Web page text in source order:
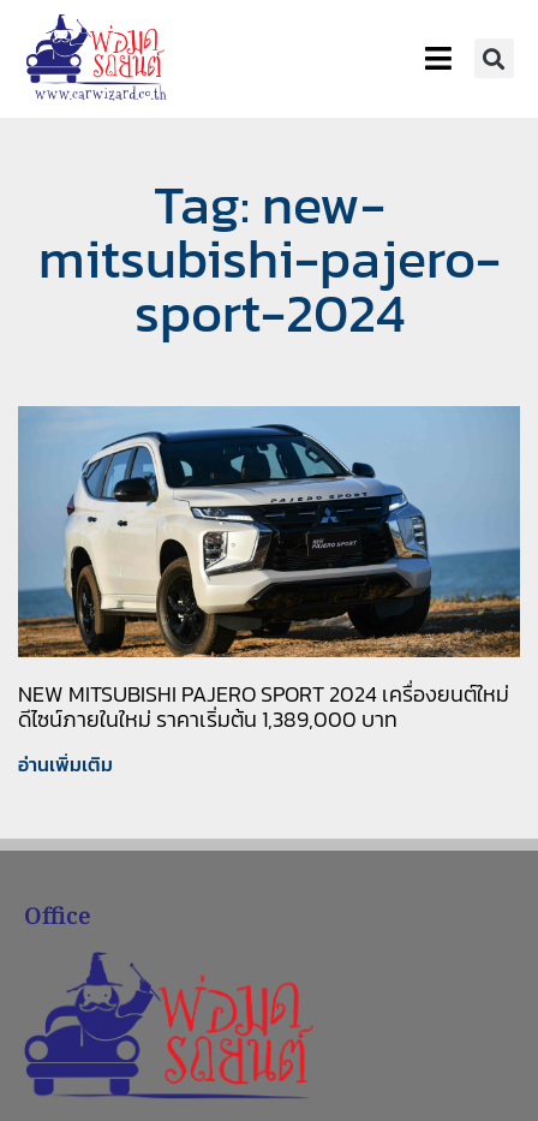
Tag: new-
mitsubishi-pajero-
sport-2024
NEW MITSUBISHI PAJERO SPORT 2024 เครื่องยนต์ใหม่
ดีไซน์ภายในใหม่ ราคาเริ่มต้น 1,389,000 บาท
อ่านเพิ่มเติม
Office